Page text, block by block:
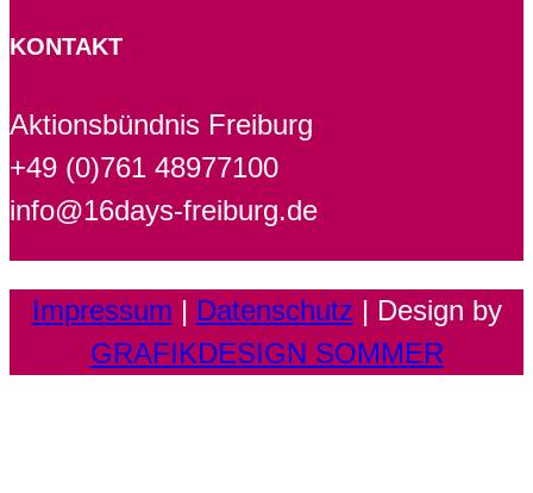
KONTAKT
Aktionsbündnis Freiburg
+49 (0)761 48977100
info@16days-freiburg.de
Impressum | Datenschutz | Design by
GRAFIKDESIGN SOMMER